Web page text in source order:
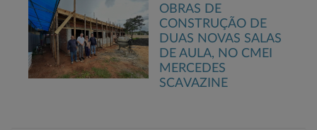
OBRAS DE
CONSTRUÇÃO DE
DUAS NOVAS SALAS
DE AULA, NO CMEI
MERCEDES
SCAVAZINE